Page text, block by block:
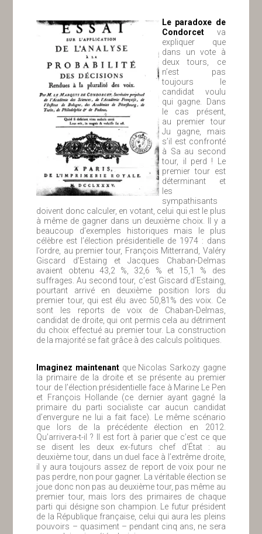
Le paradoxe de
Condorcet va
expliquer que
dans un vote à
deux tours, ce
n’est pas
toujours le
candidat voulu
qui gagne. Dans
le cas présent,
au premier tour
Ju gagne, mais
s’il est confronté
à Sa au second
tour, il perd ! Le
premier tour est
déterminant et
les
sympathisants
doivent donc calculer, en votant, celui qui est le plus
à même de gagner dans un deuxième choix. Il y a
beaucoup d’exemples historiques mais le plus
célèbre est l’élection présidentielle de 1974 : dans
l’ordre, au premier tour, François Mitterrand, Valéry
Giscard d’Estaing et Jacques Chaban-Delmas
avaient obtenu 43,2 %, 32,6 % et 15,1 % des
suffrages. Au second tour, c’est Giscard d’Estaing,
pourtant arrivé en deuxième position lors du
premier tour, qui est élu avec 50,81% des voix. Ce
sont les reports de voix de Chaban-Delmas,
candidat de droite, qui ont permis cela au détriment
du choix effectué au premier tour. La construction
de la majorité se fait grâce à des calculs politiques.
Imaginez maintenant que Nicolas Sarkozy gagne
la primaire de la droite et se présente au premier
tour de l’élection présidentielle face à Marine Le Pen
et François Hollande (ce dernier ayant gagné la
primaire du parti socialiste car aucun candidat
d’envergure ne lui a fait face). Le même scénario
que lors de la précédente élection en 2012.
Qu’arrivera-t-il ? Il est fort à parier que c’est ce que
se disent les deux ex-futurs chef d’État : au
deuxième tour, dans un duel face à l’extrême droite,
il y aura toujours assez de report de voix pour ne
pas perdre, non pour gagner. La véritable élection se
joue donc non pas au deuxième tour, pas même au
premier tour, mais lors des primaires de chaque
parti qui désigne son champion. Le futur président
de la République française, celui qui aura les pleins
pouvoirs – quasiment – pendant cinq ans, ne sera